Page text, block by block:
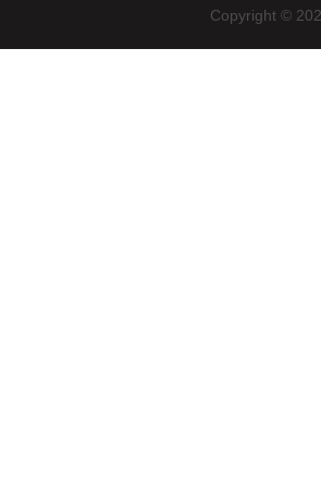
Copyright ©